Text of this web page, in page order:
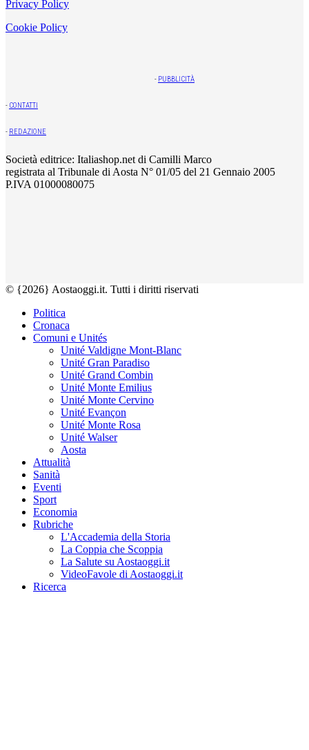
Privacy Policy
Cookie Policy
- PUBBLICITÀ
- CONTATTI
- REDAZIONE
Società editrice: Italiashop.net di Camilli Marco
registrata al Tribunale di Aosta N° 01/05 del 21 Gennaio 2005
P.IVA 01000080075
© {2026} Aostaoggi.it. Tutti i diritti riservati
Politica
Cronaca
Comuni e Unités
Unité Valdigne Mont-Blanc
Unité Gran Paradiso
Unité Grand Combin
Unité Monte Emilius
Unité Monte Cervino
Unité Evançon
Unité Monte Rosa
Unité Walser
Aosta
Attualità
Sanità
Eventi
Sport
Economia
Rubriche
L'Accademia della Storia
La Coppia che Scoppia
La Salute su Aostaoggi.it
VideoFavole di Aostaoggi.it
Ricerca